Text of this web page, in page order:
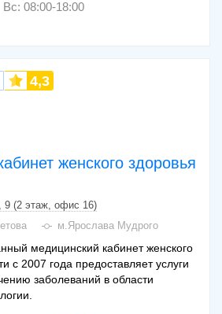
Вс: 08:00-18:00
женского здоровья
4,3
9 (2 этаж, офис 16)
м.Ярослава Мудрого
медицинский кабинет женского
с 2007 года предоставляет услуги
заболеваний в области